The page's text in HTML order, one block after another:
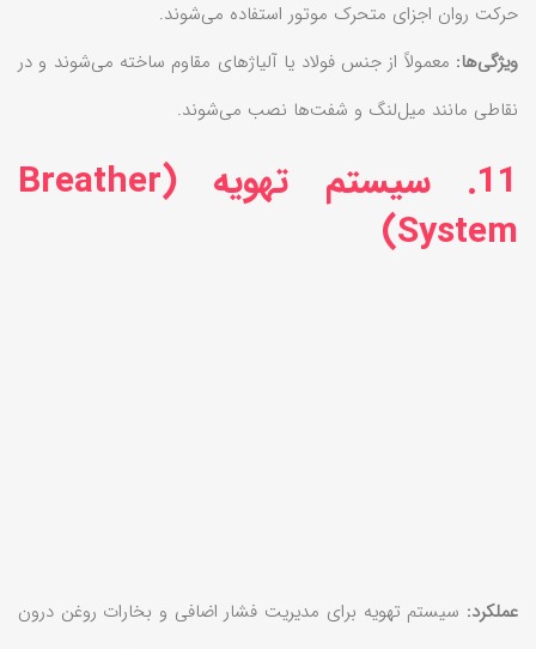
حرکت روان اجزای متحرک موتور استفاده می‌شوند.
ویژگی‌ها: معمولاً از جنس فولاد یا آلیاژهای مقاوم ساخته می‌شوند و در
نقاطی مانند میل‌لنگ و شفت‌ها نصب می‌شوند.
11. سیستم تهویه (Breather
System)
عملکرد: سیستم تهویه برای مدیریت فشار اضافی و بخارات روغن درون